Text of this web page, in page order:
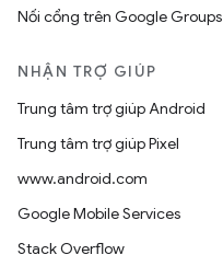
Nối cổng trên Google Groups
NHẬN TRỢ GIÚP
Trung tâm trợ giúp Android
Trung tâm trợ giúp Pixel
www.android.com
Google Mobile Services
Stack Overflow